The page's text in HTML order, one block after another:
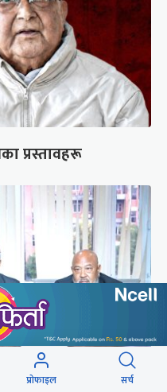
प्रस्तावहरू
प्रोफाइल सर्च